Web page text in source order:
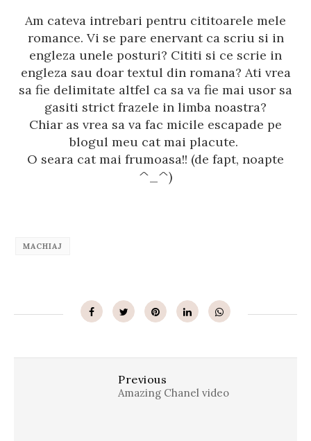
Am cateva intrebari pentru cititoarele mele
romance. Vi se pare enervant ca scriu si in
engleza unele posturi? Cititi si ce scrie in
engleza sau doar textul din romana? Ati vrea
sa fie delimitate altfel ca sa va fie mai usor sa
gasiti strict frazele in limba noastra?
Chiar as vrea sa va fac micile escapade pe
blogul meu cat mai placute.
O seara cat mai frumoasa!! (de fapt, noapte
^_^)
MACHIAJ
Previous
Amazing Chanel video